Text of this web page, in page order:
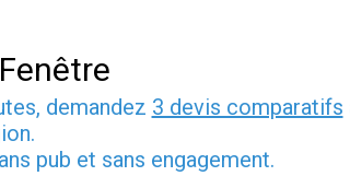
demandez 3 devis comparatifs
pub et sans engagement.